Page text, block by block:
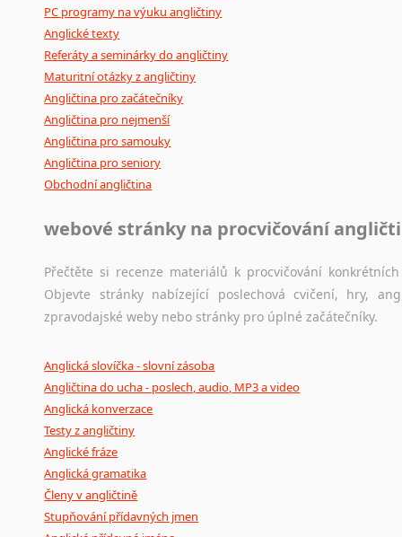
PC programy na výuku angličtiny
Anglické texty
Referáty a seminárky do angličtiny
Maturitní otázky z angličtiny
Angličtina pro začátečníky
Angličtina pro nejmenší
Angličtina pro samouky
Angličtina pro seniory
Obchodní angličtina
webové stránky na procvičování
Přečtěte si recenze materiálů k procvičování
Objevte stránky nabízející poslechová cvičení, hry,
zpravodajské weby nebo stránky pro úplné začátečníky.
Anglická slovíčka - slovní zásoba
Angličtina do ucha - poslech, audio, MP3 a video
Anglická konverzace
Testy z angličtiny
Anglické fráze
Anglická gramatika
Členy v angličtině
Stupňování přídavných jmen